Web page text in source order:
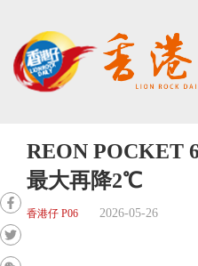
REON POCKET
最大再降2℃
香港仔 P06 2026-05-26